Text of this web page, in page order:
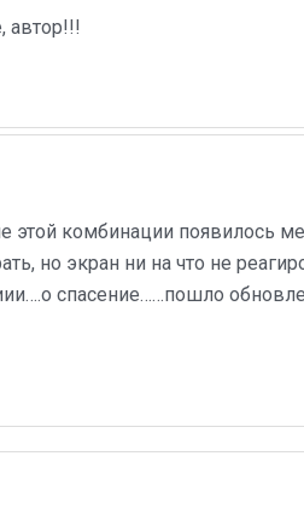
автор!!!
этой комбинации появилось
но экран ни на что не
спасение……пошло